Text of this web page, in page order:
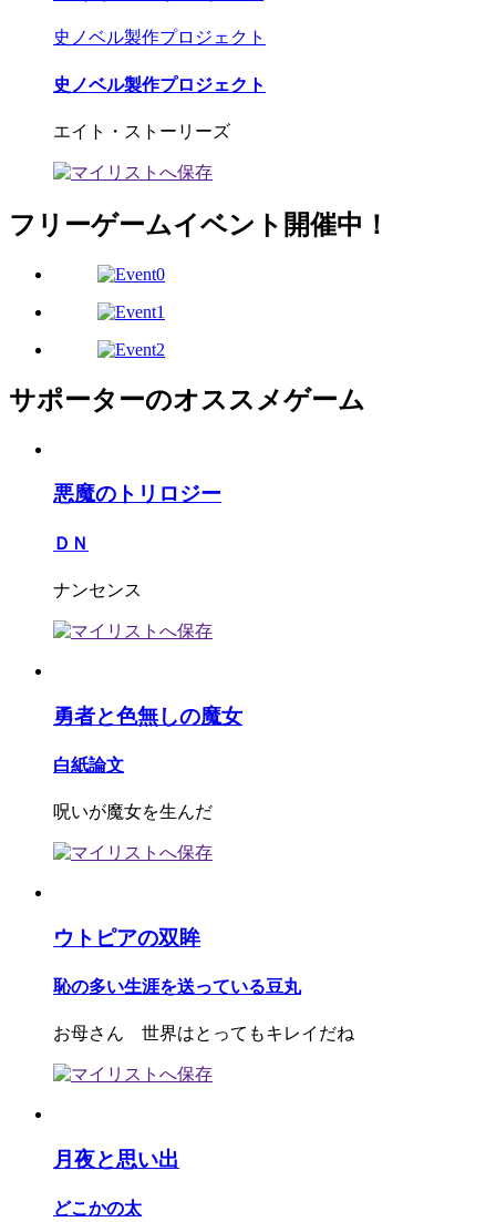
史ノベル製作プロジェクト
史ノベル製作プロジェクト
エイト・ストーリーズ
フリーゲームイベント開催中！
サポーターのオススメゲーム
悪魔のトリロジー
ＤＮ
ナンセンス
勇者と色無しの魔女
白紙論文
呪いが魔女を生んだ
ウトピアの双眸
恥の多い生涯を送っている豆丸
お母さん 世界はとってもキレイだね
月夜と思い出
どこかの太